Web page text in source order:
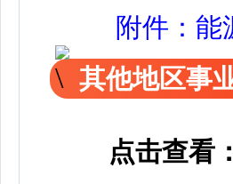
附件：能
其他地区事
点击查看：